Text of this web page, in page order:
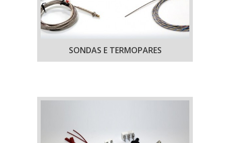
SONDAS E TERMOPARES